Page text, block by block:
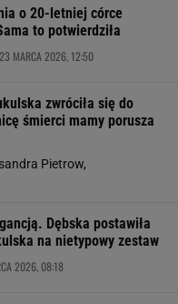
o 20-letniej córce
to potwierdziła
23 MARCA 2026, 12:50
zwróciła się do
śmierci mamy porusza
Pietrow,
Dębska postawiła
na nietypowy zestaw
2026, 08:18